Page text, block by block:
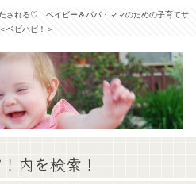
される♡ ベイビー＆パパ・ママのための子育てサ
ベビハピ！＞
内を検索！